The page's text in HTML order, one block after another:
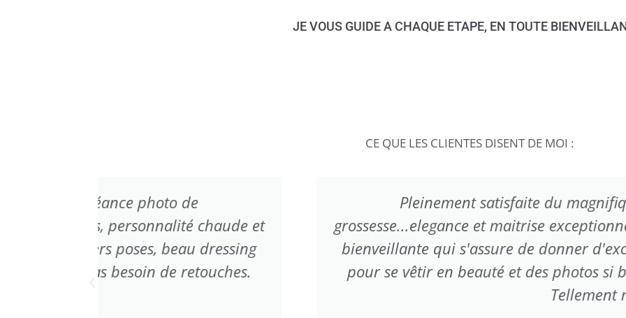
JE VOUS GUIDE A CHAQUE ETAPE, EN TOUTE
CE QUE LES CLIENTES DISENT DE MOI :
Pleinement satisfaite du magnifique travail d'Aurelia pour
grossesse...elegance et maitrise exceptionnelle de la lumière et des
bienveillante qui s'assure de donner d'excellentes indications pour les
pour se vêtir en beauté et des photos si bien faites qu'elles n'ont
Tellement ravie de notre expérience!